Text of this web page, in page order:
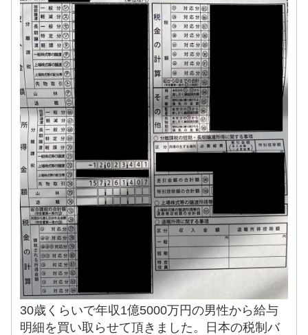
30歳くらいで年収1億5000万円の男性から給与
明細を買い取らせて頂きました。日本の税制バ